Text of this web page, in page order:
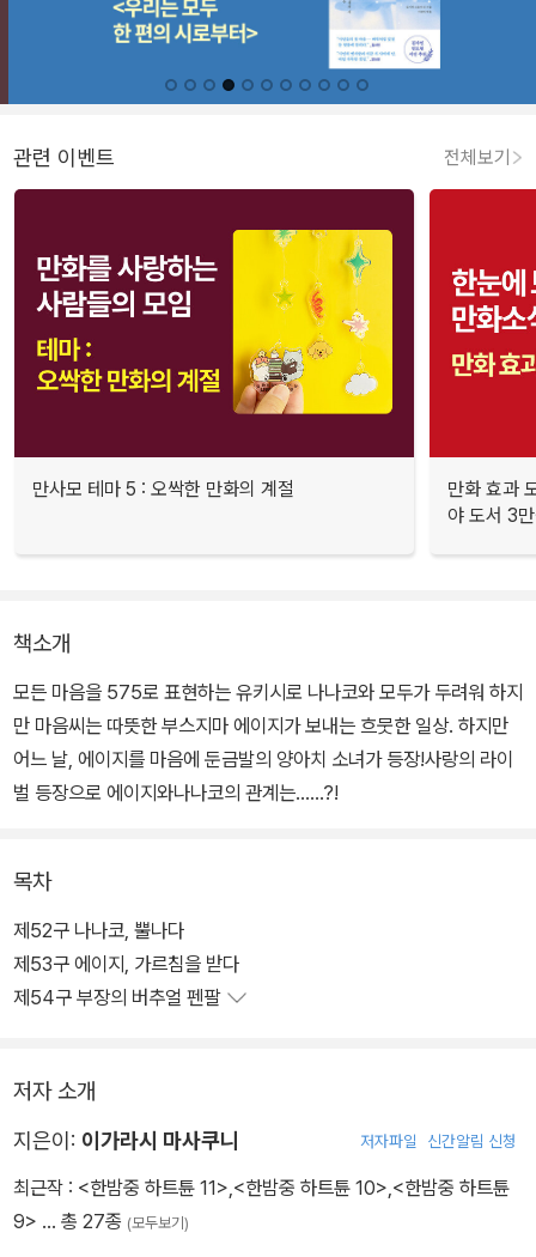
관련 이벤트 전체보기
만사모 테마 5 : 오싹한 만화의 계절
만화 효과
야 도서 3
책소개
모든 마음을 575로 표현하는 유키시로 나나코와 모두가 두려워 하지
만 마음씨는 따뜻한 부스지마 에이지가 보내는 흐뭇한 일상. 하지만
어느 날, 에이지를 마음에 둔금발의 양아치 소녀가 등장!사랑의 라이
벌 등장으로 에이지와나나코의 관계는……?!
목차
제52구 나나코, 뿔나다
제53구 에이지, 가르침을 받다
제54구 부장의 버추얼 펜팔
저자 소개
지은이: 이가라시 마사쿠니 저자파일 신간알림 신청
최근작 : <한밤중 하트튠 11> <한밤중 하트튠 10> <한밤중 하트튠
9> … 총 27종 (모두보기)